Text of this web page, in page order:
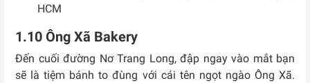
HCM
1.10 Ông Xã Bakery
Đến cuối đường Nơ Trang Long, đập ngay vào mắt bạn
sẽ là tiệm bánh to đùng với cái tên ngọt ngào Ông Xã.